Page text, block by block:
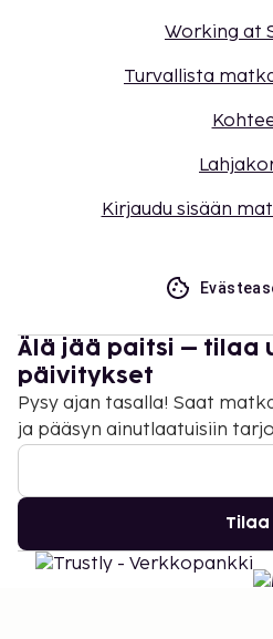
Working at
Turvallista
Kirjaudu sisään
Älä jää paitsi – tilaa
päivitykset
Pysy ajan tasalla! Saat
ja pääsyn ainutlaatuisiin
Tilaa